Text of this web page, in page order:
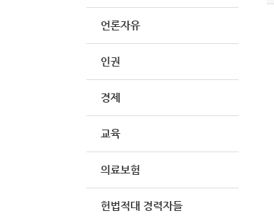
언론자유
인권
경제
교육
의료보험
헌법적대 경력자들